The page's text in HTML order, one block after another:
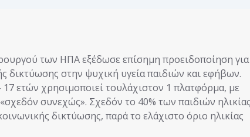
των ΗΠΑ εξέδωσε επίσημη προειδοποίηση για
δικτύωσης στην ψυχική υγεία παιδιών και εφήβων.
ετών χρησιμοποιεί τουλάχιστον 1 πλατφόρμα, με
συνεχώς». Σχεδόν το 40% των παιδιών ηλικίας
δικτύωσης, παρά το ελάχιστο όριο ηλικίας